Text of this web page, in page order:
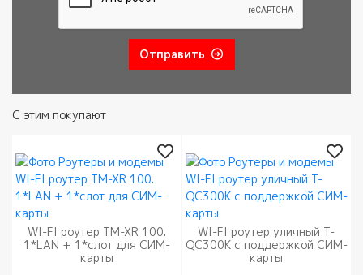
Отправить
С этим покупают
WI-FI роутер TM-XR 100.
1*LAN + 1*слот для СИМ-
карты
WI-FI роутер уличный T-
QC300K с поддержкой СИМ-
карты